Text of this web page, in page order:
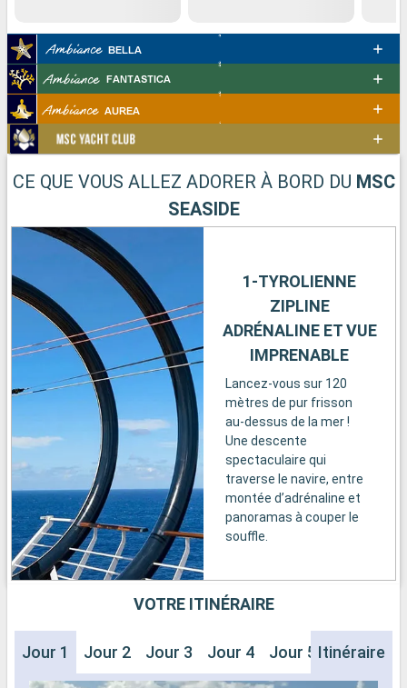
CE QUE VOUS ALLEZ ADORER À BORD DU MSC
SEASIDE
1-TYROLIENNE
ZIPLINE
ADRÉNALINE ET VUE
IMPRENABLE
Lancez-vous sur 120
mètres de pur frisson
au-dessus de la mer !
Une descente
spectaculaire qui
traverse le navire, entre
montée d’adrénaline et
panoramas à couper le
souffle.
VOTRE ITINÉRAIRE
Jour 1 Jour 2 Jour 3 Jour 4 Jour 5 Itinéraire